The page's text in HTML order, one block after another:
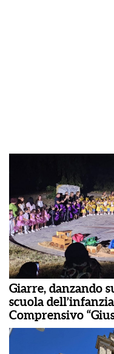
Giarre, danzando
scuola
Comprensivo